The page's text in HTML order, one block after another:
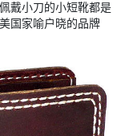
戴小刀的小短靴都是
国家喻户晓的品牌